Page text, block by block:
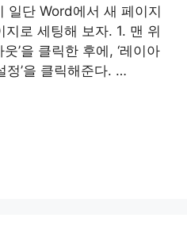
일단 Word에서 새 페이지
로 세팅해 보자. 1. 맨 위
’을 클릭한 후에, ‘레이아
정’을 클릭해준다. …